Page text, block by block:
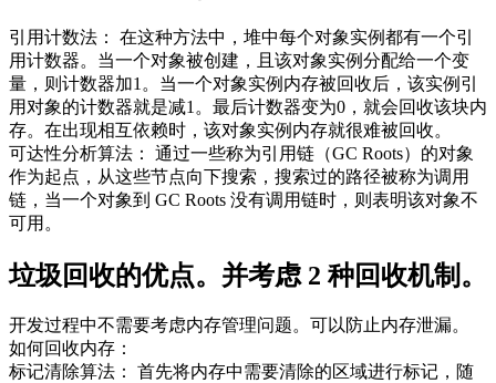
引用计数法： 在这种方法中，堆中每个对象实例都有一个引
用计数器。当一个对象被创建，且该对象实例分配给一个变
量，则计数器加1。当一个对象实例内存被回收后，该实例引
用对象的计数器就是减1。最后计数器变为0，就会回收该块内
存。在出现相互依赖时，该对象实例内存就很难被回收。
可达性分析算法： 通过一些称为引用链（GC Roots）的对象
作为起点，从这些节点向下搜索，搜索过的路径被称为调用
链，当一个对象到 GC Roots 没有调用链时，则表明该对象不
可用。
垃圾回收的优点。并考虑 2 种回收机制。
开发过程中不需要考虑内存管理问题。可以防止内存泄漏。
如何回收内存：
标记清除算法： 首先将内存中需要清除的区域进行标记，随